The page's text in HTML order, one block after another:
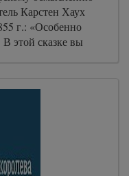
Карстен Хаух
г.: «Особенно
этой сказке вы